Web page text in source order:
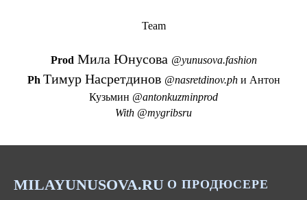
Team
Prod Мила Юнусова @yunusova.fashion
Ph Тимур Насретдинов @nasretdinov.ph и Антон
Кузьмин @antonkuzminprod
With @mygribsru
MILAYUNUSOVA.RU О ПРОДЮСЕРЕ